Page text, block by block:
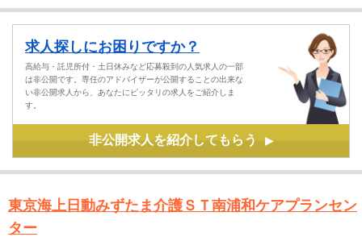
求人探しにお困りですか？
高給与・託児所付・土日休みなど応募殺到の人気求人の一部
は非公開です。専任のアドバイザーが公開することの出来な
い非公開求人から、あなたにピッタリの求人をご紹介しま
す。
非公開求人を紹介してもらう ▶
東京海上日動みずたま介護ＳＴ南浦和ケアプランセン
ター